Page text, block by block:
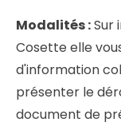
Modalités :Sur
Cosette elle
d'information
présenter le
document de